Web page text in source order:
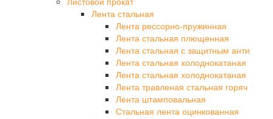
Лента стальная
Лента рессорно-пружинная
Лента стальная плющенная
Лента стальная с защитным анти
Лента стальная холоднокатаная
Лента стальная холоднокатаная
Лента травленая стальная горяч
Лента штамповальная
Стальная лента оцинкованная